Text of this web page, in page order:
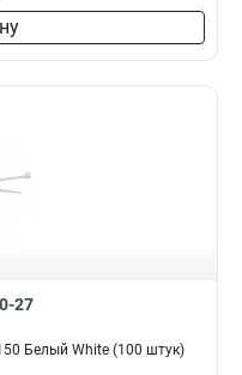
27
Белый White (100 штук)